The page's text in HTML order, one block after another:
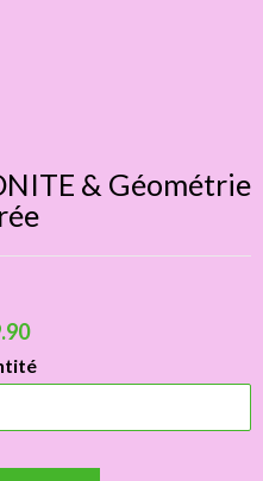
& Géométrie